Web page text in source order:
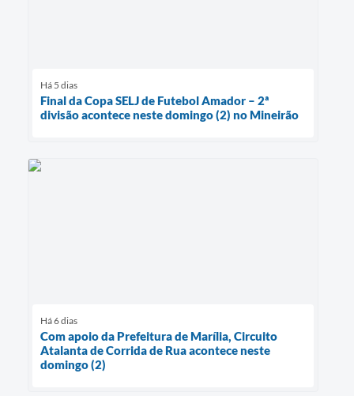
Há 5 dias
Final da Copa SELJ de Futebol Amador – 2ª
divisão acontece neste domingo (2) no Mineirão
Há 6 dias
Com apoio da Prefeitura de Marília, Circuito
Atalanta de Corrida de Rua acontece neste
domingo (2)